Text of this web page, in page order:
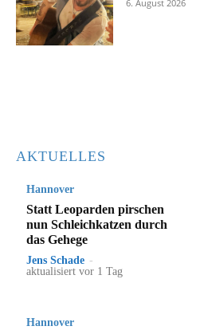
6. August 2026
AKTUELLES
Hannover
Statt Leoparden pirschen
nun Schleichkatzen durch
das Gehege
Jens Schade -
aktualisiert vor 1 Tag
Hannover